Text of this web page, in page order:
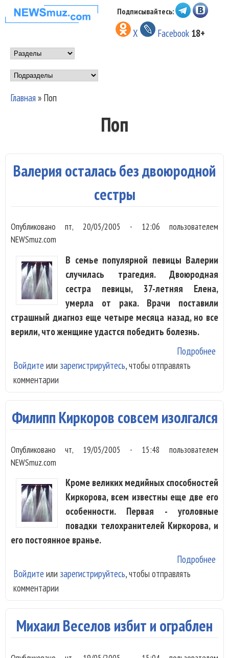
Перейти к основному
содержанию
НОВОСТИ
МУЗЫКИ И
ШОУ БИЗНЕСА
NEWSMUZ.COM
Подписывайтесь:
X Facebook 18+
Main menu
Подразделы
Главная» Поп
Поп
Валерия осталась без двоюродной
сестры
Опубликованопт, 20/05/2005 - 12:06 пользователем
NEWSmuz.com
В семье популярной певицы Валерии
случилась трагедия. Двоюродная
сестра певицы, 37-летняя Елена,
умерла от рака. Врачи поставили
страшный диагноз еще четыре месяца назад, но все
верили, что женщине удастся победить болезнь.
Подробнее
Войдите или зарегистрируйтесь, чтобы отправлять
комментарии
Филипп Киркоров совсем изолгался
Опубликованочт, 19/05/2005 - 15:48 пользователем
NEWSmuz.com
Кроме великих медийных способностей
Киркорова, всем известны еще две его
особенности. Первая - уголовные
повадки телохранителей Киркорова, и
его постоянное вранье.
Подробнее
Войдите или зарегистрируйтесь, чтобы отправлять
комментарии
Михаил Веселов избит и ограблен